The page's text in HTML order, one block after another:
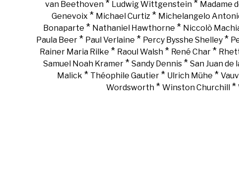
van Beethoven* Ludwig Wittgenstein* Madame
Genevoix * Michael Curtiz* Michelangelo
Bonaparte * Nathaniel Hawthorne * Niccolò
Paula Beer* Paul Verlaine * Percy Bysshe Shelley*
Rainer Maria Rilke * Raoul Walsh* René Char*
Samuel Noah Kramer* Sandy Dennis* San Juan de
Malick * Théophile Gautier * Ulrich Mühe *
Wordsworth * Winston Churchill *